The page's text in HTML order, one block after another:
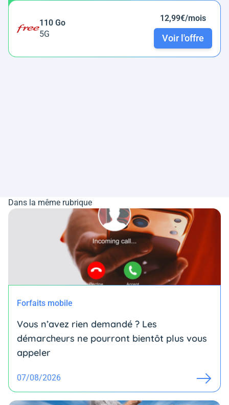
110 Go
5G
12,99€/mois
Voir l'offre
Dans la même rubrique
Forfaits mobile
Vous n’avez rien demandé ? Les
démarcheurs ne pourront bientôt plus vous
appeler
07/08/2026